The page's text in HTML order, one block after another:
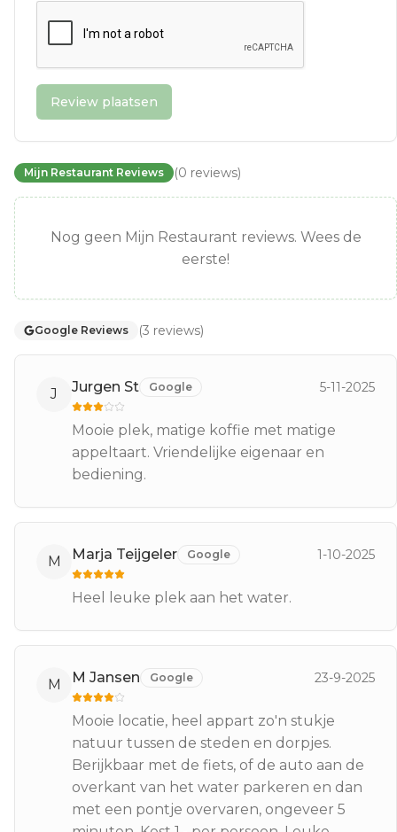
Review plaatsen
Mijn Restaurant Reviews (0 reviews)
Nog geen Mijn Restaurant reviews. Wees de
eerste!
Google Reviews (3 reviews)
J Jurgen St Google 5-11-2025
Mooie plek, matige koffie met matige
appeltaart. Vriendelijke eigenaar en
bediening.
M Marja Teijgeler Google 1-10-2025
Heel leuke plek aan het water.
M M Jansen Google 23-9-2025
Mooie locatie, heel appart zo'n stukje
natuur tussen de steden en dorpjes.
Berijkbaar met de fiets, of de auto aan de
overkant van het water parkeren en dan
met een pontje overvaren, ongeveer 5